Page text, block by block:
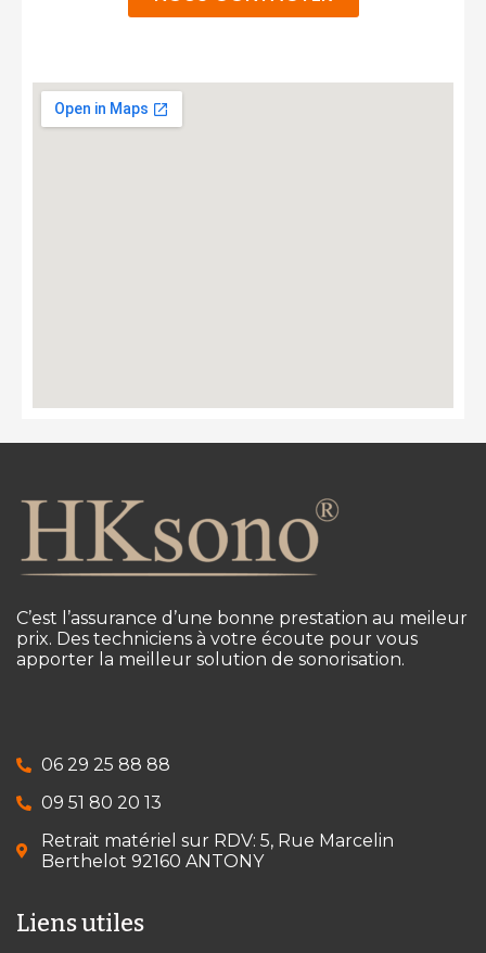
C’est l’assurance d’une bonne prestation au meileur
prix. Des techniciens à votre écoute pour vous
apporter la meilleur solution de sonorisation.
06 29 25 88 88
09 51 80 20 13
Retrait matériel sur RDV: 5, Rue Marcelin
Berthelot 92160 ANTONY
Liens utiles